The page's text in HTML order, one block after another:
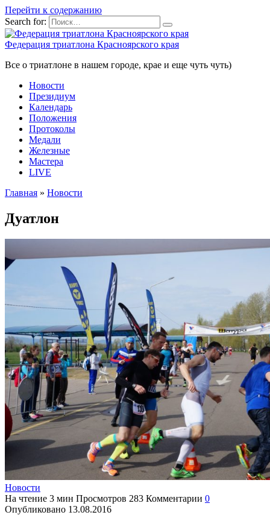
Перейти к содержанию
Search for:
Федерация триатлона Красноярского края
Все о триатлоне в нашем городе, крае и еще чуть чуть)
Новости
Президиум
Календарь
Положения
Протоколы
Медали
Железные
Мастера
LIVE
Главная » Новости
Дуатлон
Новости
На чтение 3 мин Просмотров 283 Комментарии 0
Опубликовано 13.08.2016